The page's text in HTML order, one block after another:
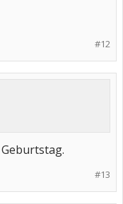
#12
#13